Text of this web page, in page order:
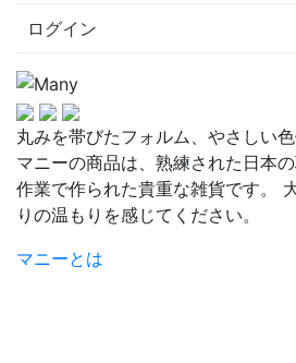
ログイン
丸みを帯びたフォルム、やさしい色
マニーの商品は、熟練された日本
作業で作られた貴重な雑貨です。
りの温もりを感じてください。
マニーとは